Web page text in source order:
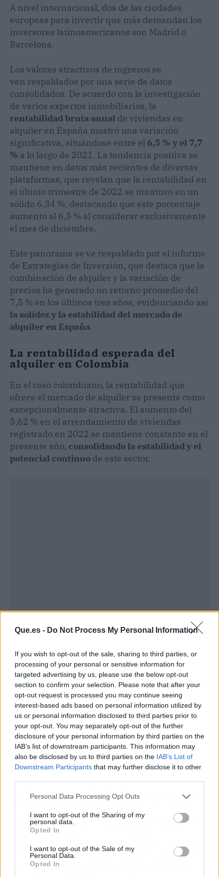
Que.es - Do Not Process My Personal Information
If you wish to opt-out of the sale, sharing to third parties, or
processing of your personal or sensitive information for
targeted advertising by us, please use the below opt-out
section to confirm your selection. Please note that after your
opt-out request is processed you may continue seeing
interest-based ads based on personal information utilized by
us or personal information disclosed to third parties prior to
your opt-out. You may separately opt-out of the further
disclosure of your personal information by third parties on the
IAB’s list of downstream participants. This information may
also be disclosed by us to third parties on the IAB’s List of
Downstream Participants that may further disclose it to other
Personal Data Processing Opt Outs
I want to opt-out of the Sharing of my
personal data.
Opted In
I want to opt-out of the Sale of my
Personal Data.
Opted In
A nivel internacional, dos de las ciudades
europeas para invertir que más demandan los
inversores latinoamericanos son Madrid o
Barcelona.
Los valores atractivos de ingresos se
ven respaldados por una serie de datos
consolidados. De acuerdo con la investigación
de varios expertos inmobiliarios, la
rentabilidad bruta anual de viviendas en
alquiler en España mostró una variación
significativa, situándose entre el 6,5 % y el 7,7
% a lo largo de 2021. La tendencia positiva se
mantiene en datos más recientes de diversas
plataformas, que revelan que la rentabilidad en
el último trimestre de 2022 se mantuvo en un
sólido 6,34 %, destacando que este porcentaje
aumentó al 6,5 % al considerar exclusivamente
el mes de diciembre.
Este panorama se ve respaldado por el informe
de Estrategias de Inversión, que destaca que la
combinación de alquiler y la variación de
precios ha generado un retorno promedio del
7,5 % en los últimos tres años, evidenciando así
la solidez y la estabilidad del mercado de
alquiler en España.
La rentabilidad esperada del
alquiler en Colombia
En el caso colombiano, la rentabilidad que
ofrece el mercado de alquiler se presenta como
excepcionalmente atractiva. El aumento del
5,62 % en el arrendamiento de viviendas
registrado en 2022 se mantiene constante en el
presente año, consolidando la estabilidad y el
potencial continuo de este sector.
La persistente demanda de propiedades para
alquilar en Colombia, principalmente en
zonas
clave que contribuye a la atractiva rentabilidad
para los inversores. Este escenario se ve
% en el valor de los arrendamientos en 2023,
resultado directo del cierre de las cifras de